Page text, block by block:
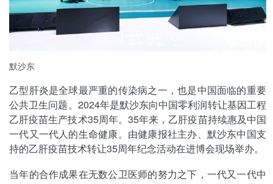
默沙东
乙型肝炎是全球最严重的传染病之一，也是中国面临的重要
公共卫生问题。2024年是默沙东向中国零利润转让基因工程
乙肝疫苗生产技术35周年。35年来，乙肝疫苗持续惠及中国
一代又一代人的生命健康。由健康报社主办、默沙东中国支
持的乙肝疫苗技术转让35周年纪念活动在进博会现场举办。
当年的合作成果在无数公卫医师的努力之下，一代又一代中